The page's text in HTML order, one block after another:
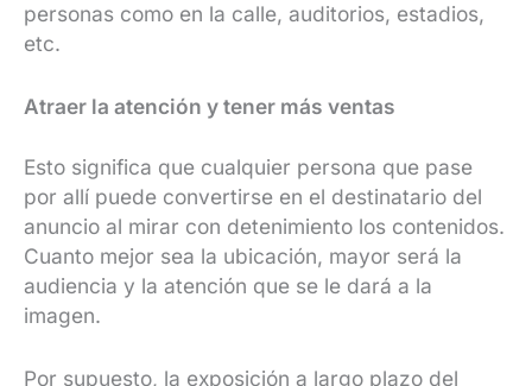
personas como en la calle, auditorios, estadios,
etc.
Atraer la atención y tener más ventas
Esto significa que cualquier persona que pase
por allí puede convertirse en el destinatario del
anuncio al mirar con detenimiento los contenidos.
Cuanto mejor sea la ubicación, mayor será la
audiencia y la atención que se le dará a la
imagen.
Por supuesto, la exposición a largo plazo del